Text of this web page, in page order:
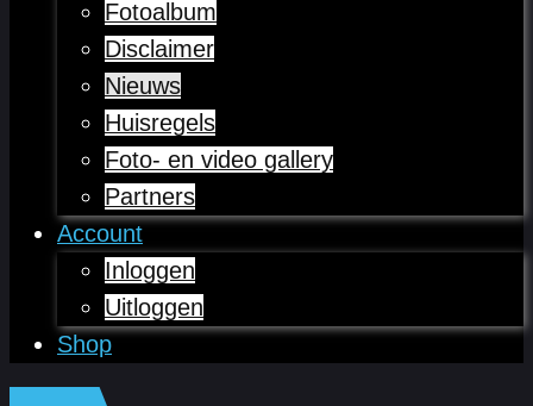
Fotoalbum
Disclaimer
Nieuws
Huisregels
Foto- en video gallery
Partners
Account
Inloggen
Uitloggen
Shop